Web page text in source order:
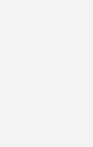
≥
beim Sinus-